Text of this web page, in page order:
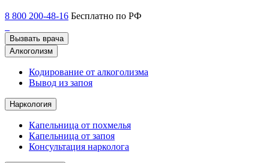
8 800 200-48-16 Бесплатно по РФ
Вызвать врача
Алкоголизм
Кодирование от алкоголизма
Вывод из запоя
Наркология
Капельница от похмелья
Капельница от запоя
Консультация нарколога